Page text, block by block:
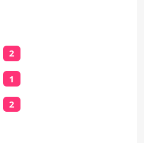
2
1
2